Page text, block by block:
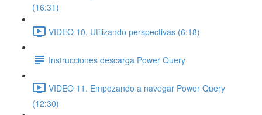
(16:31)
VIDEO 10. Utilizando perspectivas (6:18)
Instrucciones descarga Power Query
VIDEO 11. Empezando a navegar Power Query
(12:30)